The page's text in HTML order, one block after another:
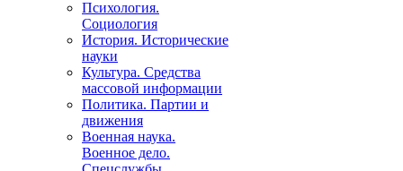
Психология.
Социология
История. Исторические
науки
Культура. Средства
массовой информации
Политика. Партии и
движения
Военная наука.
Военное дело.